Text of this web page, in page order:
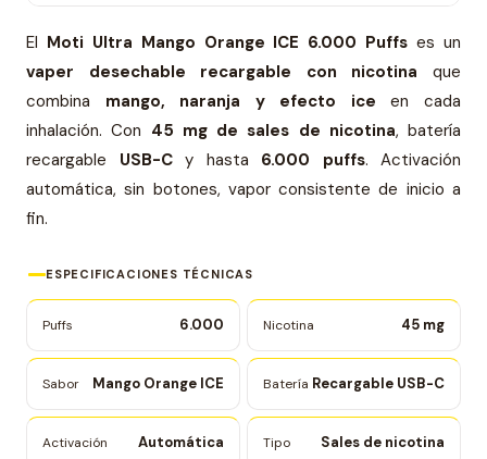
El Moti Ultra Mango Orange ICE 6.000 Puffs es un
vaper desechable recargable con nicotina que
combina mango, naranja y efecto ice en cada
inhalación. Con 45 mg de sales de nicotina, batería
recargable USB-Cy hasta 6.000 puffs. Activación
automática, sin botones, vapor consistente de inicio a
fin.
ESPECIFICACIONES TÉCNICAS
Puffs 6.000 Nicotina 45 mg
Sabor Mango Orange ICE Batería Recargable USB-C
Activación Automática Tipo Sales de nicotina